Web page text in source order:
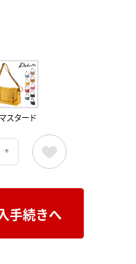
スタード
手続きへ